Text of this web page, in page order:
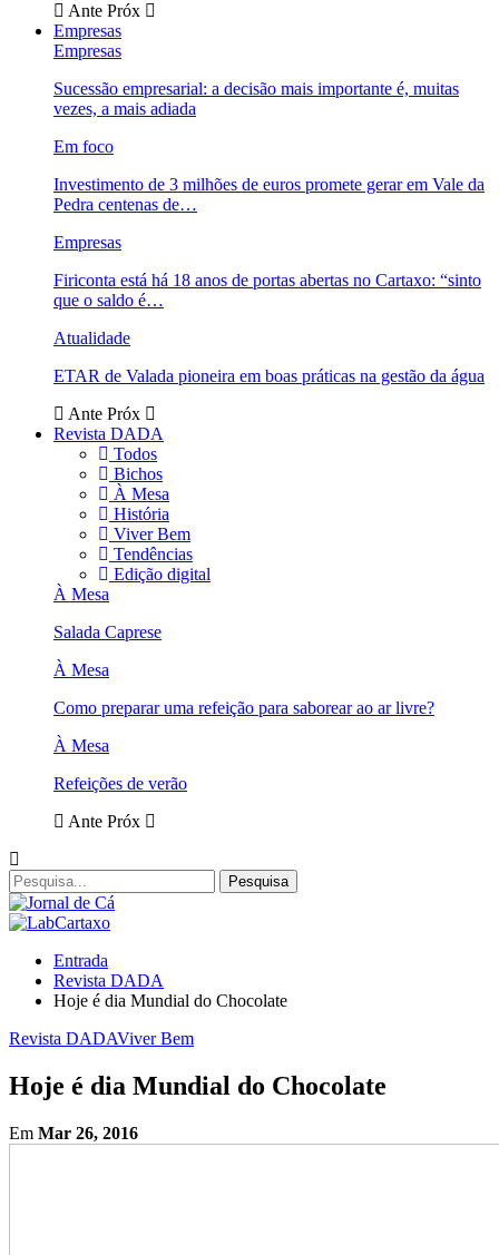
Ante Próx
Empresas
Empresas
Sucessão empresarial: a decisão mais importante é, muitas
vezes, a mais adiada
Em foco
Investimento de 3 milhões de euros promete gerar em Vale da
Pedra centenas de…
Empresas
Firiconta está há 18 anos de portas abertas no Cartaxo: “sinto
que o saldo é…
Atualidade
ETAR de Valada pioneira em boas práticas na gestão da água
Ante Próx
Revista DADA
Todos
Bichos
À Mesa
História
Viver Bem
Tendências
Edição digital
À Mesa
Salada Caprese
À Mesa
Como preparar uma refeição para saborear ao ar livre?
À Mesa
Refeições de verão
Ante Próx
Entrada
Revista DADA
Hoje é dia Mundial do Chocolate
Revista DADAViver Bem
Hoje é dia Mundial do Chocolate
Em Mar 26, 2016